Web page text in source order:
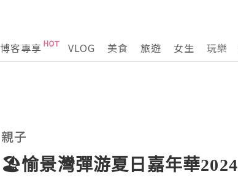
博客專享 VLOG 美食 旅遊 女生 玩樂
親子
🏖️愉景灣彈游夏日嘉年華2024